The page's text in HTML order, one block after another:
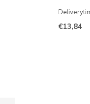
€13,84